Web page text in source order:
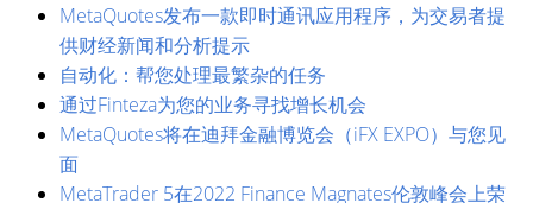
MetaQuotes发布一款即时通讯应用程序，为交易者提
供财经新闻和分析提示
自动化：帮您处理最繁杂的任务
通过Finteza为您的业务寻找增长机会
MetaQuotes将在迪拜金融博览会（iFX EXPO）与您见
面
MetaTrader 5在2022 Finance Magnates伦敦峰会上荣